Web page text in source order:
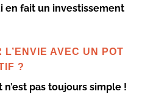
en fait un investissement
AVEC UN POT
?
pas toujours simple !